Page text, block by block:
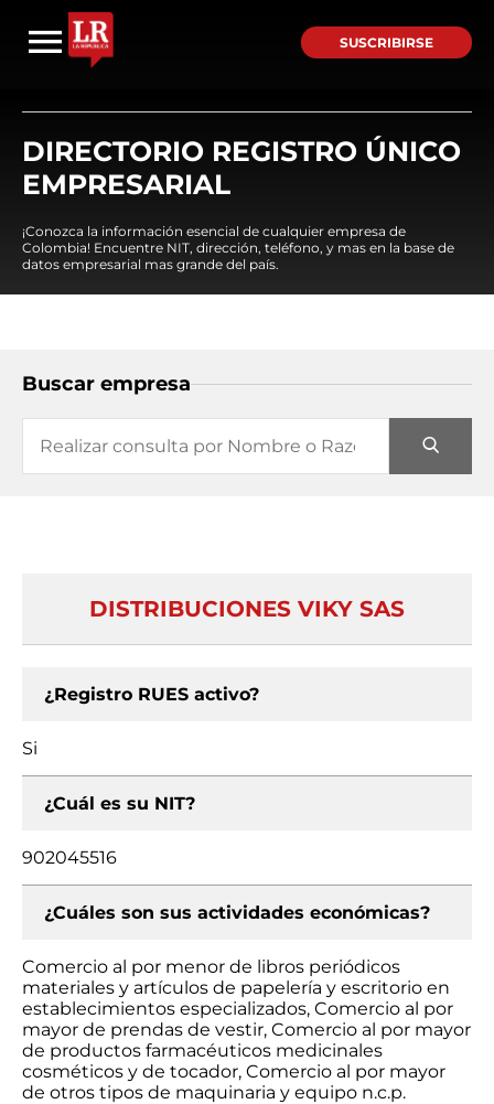
SUSCRIBIRSE
DIRECTORIO REGISTRO ÚNICO
EMPRESARIAL
¡Conozca la información esencial de cualquier empresa de
Colombia! Encuentre NIT, dirección, teléfono, y mas en la base de
datos empresarial mas grande del país.
Buscar empresa
DISTRIBUCIONES VIKY SAS
¿Registro RUES activo?
Si
¿Cuál es su NIT?
902045516
¿Cuáles son sus actividades económicas?
Comercio al por menor de libros periódicos
materiales y artículos de papelería y escritorio en
establecimientos especializados, Comercio al por
mayor de prendas de vestir, Comercio al por mayor
de productos farmacéuticos medicinales
cosméticos y de tocador, Comercio al por mayor
de otros tipos de maquinaria y equipo n.c.p.